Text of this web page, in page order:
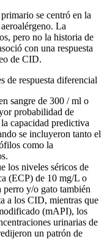
se centró en la
La
pero no la historia de
con una respuesta
de CID.
de respuesta diferencial
sangre de 300 / ml o
probabilidad de
capacidad predictiva
se incluyeron tanto el
como la
los niveles séricos de
(ECP) de 10 mg/L o
y/o gato también
a los CID, mientras que
(mAPI), los
urinarias de
un patrón de